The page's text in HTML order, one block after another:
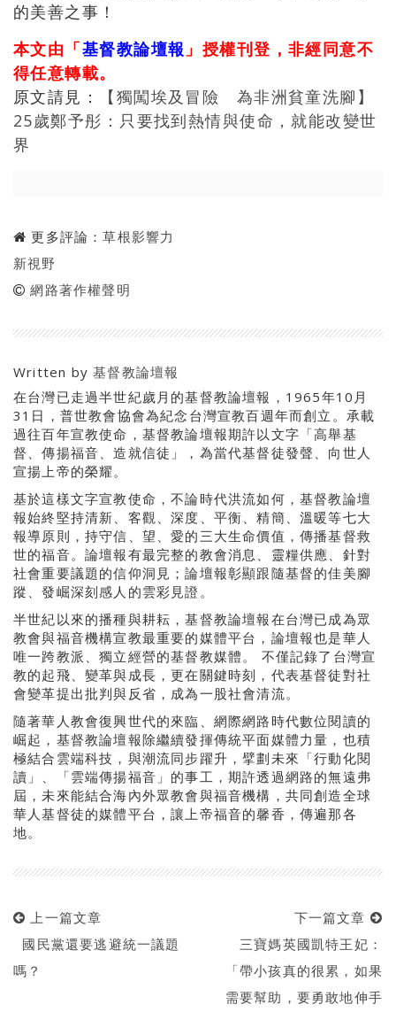
的美善之事！
本文由「基督教論壇報 」授權刊登，非經同意不
得任意轉載。
原文請見：
【獨闖埃及冒險 為非洲貧童洗腳】
25歲鄭予彤：只要找到熱情與使命，就能改變世
界
更多評論：草根影響力
新視野
網路著作權聲明
Written by基督教論壇報
在台灣已走過半世紀歲月的基督教論壇報，1965年10月
31日，普世教會協會為紀念台灣宣教百週年而創立。承載
過往百年宣教使命，基督教論壇報期許以文字「高舉基
督、傳揚福音、造就信徒」，為當代基督徒發聲、向世人
宣揚上帝的榮耀。
基於這樣文字宣教使命，不論時代洪流如何，基督教論壇
報始終堅持清新、客觀、深度、平衡、精簡、溫暖等七大
報導原則，持守信、望、愛的三大生命價值，傳播基督救
世的福音。論壇報有最完整的教會消息、靈糧供應、針對
社會重要議題的信仰洞見；論壇報彰顯跟隨基督的佳美腳
蹤、發崛深刻感人的雲彩見證。
半世紀以來的播種與耕耘，基督教論壇報在台灣已成為眾
教會與福音機構宣教最重要的媒體平台，論壇報也是華人
唯一跨教派、獨立經營的基督教媒體。 不僅記錄了台灣宣
教的起飛、變革與成長，更在關鍵時刻，代表基督徒對社
會變革提出批判與反省，成為一股社會清流。
隨著華人教會復興世代的來臨、網際網路時代數位閱讀的
崛起，基督教論壇報除繼續發揮傳統平面媒體力量，也積
極結合雲端科技，與潮流同步躍升，擘劃未來「行動化閱
讀」、「雲端傳揚福音」的事工，期許透過網路的無遠弗
屆，未來能結合海內外眾教會與福音機構，共同創造全球
華人基督徒的媒體平台，讓上帝福音的馨香，傳遍那各
地。
上一篇文章
國民黨還要逃避統一議題
嗎？
下一篇文章
三寶媽英國凱特王妃：
「帶小孩真的很累，如果
需要幫助，要勇敢地伸手